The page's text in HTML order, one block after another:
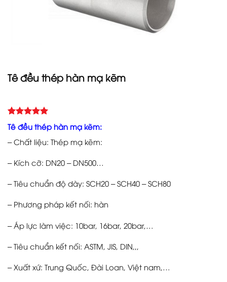
Tê đều thép hàn mạ kẽm
Rated 5.00
out of 5
based on
1
customer
Tê đều thép hàn mạ kẽm:
– Chất liệu: Thép mạ kẽm:
– Kích cỡ: DN20 – DN500…
– Tiêu chuẩn độ dày: SCH20 – SCH40 – SCH80
– Phương pháp kết nối: hàn
– Áp lực làm việc: 10bar, 16bar, 20bar,…
– Tiêu chuẩn kết nối: ASTM, JIS, DIN,,,
– Xuất xứ: Trung Quốc, Đài Loan, Việt nam,…